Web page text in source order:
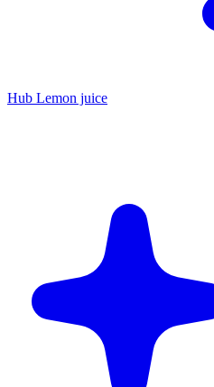
Hub Lemon juice